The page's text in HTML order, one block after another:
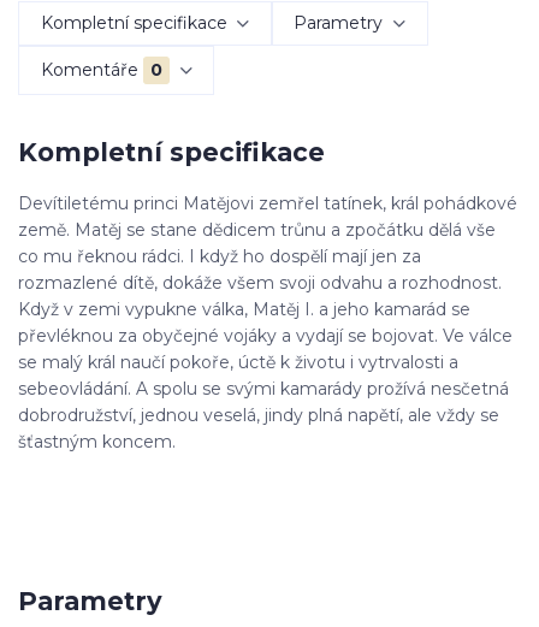
Kompletní specifikace Parametry
Komentáře 0
Kompletní specifikace
Devítiletému princi Matějovi zemřel tatínek, král pohádkové
země. Matěj se stane dědicem trůnu a zpočátku dělá vše
co mu řeknou rádci. I když ho dospělí mají jen za
rozmazlené dítě, dokáže všem svoji odvahu a rozhodnost.
Když v zemi vypukne válka, Matěj I. a jeho kamarád se
převléknou za obyčejné vojáky a vydají se bojovat. Ve válce
se malý král naučí pokoře, úctě k životu i vytrvalosti a
sebeovládání. A spolu se svými kamarády prožívá nesčetná
dobrodružství, jednou veselá, jindy plná napětí, ale vždy se
šťastným koncem.
Parametry